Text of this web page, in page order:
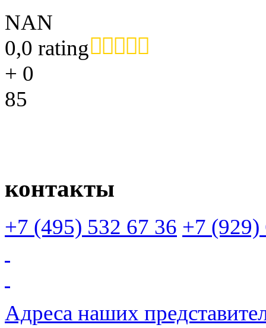
NAN
0,0 rating
+ 0
85
контакты
+7 (495) 532 67 36 +7 (929)
Адреса наших